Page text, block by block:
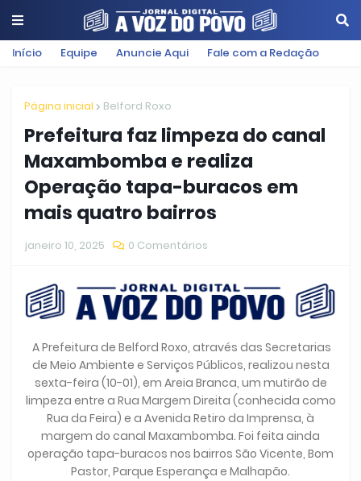
Início Equipe Anuncie Aqui Fale com a Redação
Página inicial Belford Roxo
Prefeitura faz limpeza do canal
Maxambomba e realiza
Operação tapa-buracos em
mais quatro bairros
janeiro 10, 2025 0 Comentários
A Prefeitura de Belford Roxo, através das Secretarias
de Meio Ambiente e Serviços Públicos, realizou nesta
sexta-feira (10-01), em Areia Branca, um mutirão de
limpeza entre a Rua Margem Direita (conhecida como
Rua da Feira) e a Avenida Retiro da Imprensa, à
margem do canal Maxambomba. Foi feita ainda
operação tapa-buracos nos bairros São Vicente, Bom
Pastor, Parque Esperança e Malhapão.